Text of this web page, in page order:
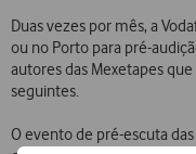
Duas vezes por mês, a
ou no Porto para pré-
autores das Mexetapes
seguintes.
O evento de pré-escuta